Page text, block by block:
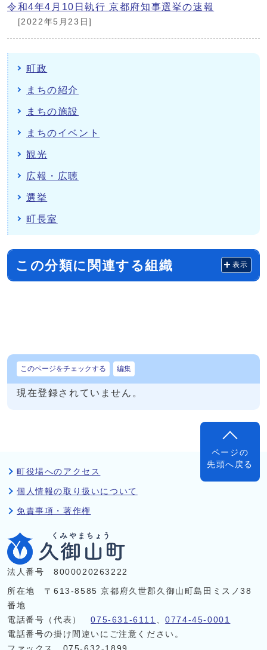
令和4年4月10日執行 京都府知事選挙の速報
[2022年5月23日]
町政
まちの紹介
まちの施設
まちのイベント
観光
広報・広聴
選挙
町長室
この分類に関連する組織 表示
このページをチェックする 編集
現在登録されていません。
ページの
先頭へ戻る
町役場へのアクセス
個人情報の取り扱いについて
免責事項・著作権
法人番号 8000020263222
所在地 〒613-8585 京都府久世郡久御山町島田ミスノ38
番地
電話番号（代表）075-631-6111 、0774-45-0001
電話番号の掛け間違いにご注意ください。